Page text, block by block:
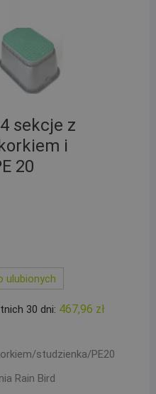
sekcje z
i
20
ulubionych
30 dni: 467,96 zł
studzienka/PE20
Rain Bird